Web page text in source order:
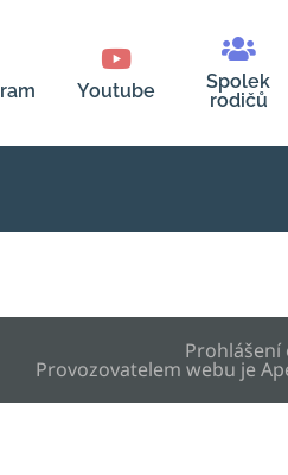
Youtube
Spolek
rodičů
Provozovatelem webu je